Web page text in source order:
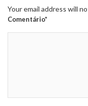
Your email address will
Comentário*